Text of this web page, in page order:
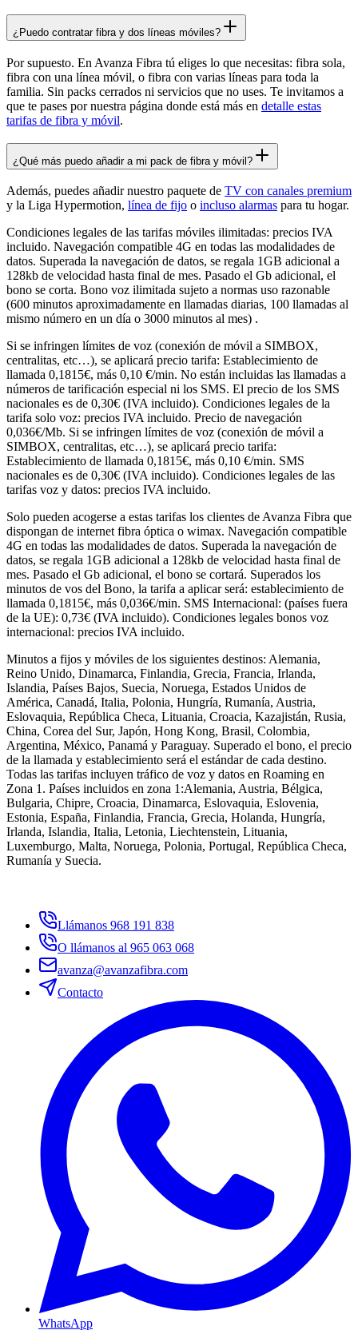
¿Puedo contratar fibra y dos líneas móviles?
Por supuesto. En Avanza Fibra tú eliges lo que necesitas: fibra sola,
fibra con una línea móvil, o fibra con varias líneas para toda la
familia. Sin packs cerrados ni servicios que no uses. Te invitamos a
que te pases por nuestra página donde está más en detalle estas
tarifas de fibra y móvil.
¿Qué más puedo añadir a mi pack de fibra y móvil?
Además, puedes añadir nuestro paquete de TV con canales premium
y la Liga Hypermotion, línea de fijo o incluso alarmas para tu hogar.
Condiciones legales de las tarifas móviles ilimitadas: precios IVA
incluido. Navegación compatible 4G en todas las modalidades de
datos. Superada la navegación de datos, se regala 1GB adicional a
128kb de velocidad hasta final de mes. Pasado el Gb adicional, el
bono se corta. Bono voz ilimitada sujeto a normas uso razonable
(600 minutos aproximadamente en llamadas diarias, 100 llamadas al
mismo número en un día o 3000 minutos al mes) .
Si se infringen límites de voz (conexión de móvil a SIMBOX,
centralitas, etc…), se aplicará precio tarifa: Establecimiento de
llamada 0,1815€, más 0,10 €/min. No están incluidas las llamadas a
números de tarificación especial ni los SMS. El precio de los SMS
nacionales es de 0,30€ (IVA incluido). Condiciones legales de la
tarifa solo voz: precios IVA incluido. Precio de navegación
0,036€/Mb. Si se infringen límites de voz (conexión de móvil a
SIMBOX, centralitas, etc…), se aplicará precio tarifa:
Establecimiento de llamada 0,1815€, más 0,10 €/min. SMS
nacionales es de 0,30€ (IVA incluido). Condiciones legales de las
tarifas voz y datos: precios IVA incluido.
Solo pueden acogerse a estas tarifas los clientes de Avanza Fibra que
dispongan de internet fibra óptica o wimax. Navegación compatible
4G en todas las modalidades de datos. Superada la navegación de
datos, se regala 1GB adicional a 128kb de velocidad hasta final de
mes. Pasado el Gb adicional, el bono se cortará. Superados los
minutos de vos del Bono, la tarifa a aplicar será: establecimiento de
llamada 0,1815€, más 0,036€/min. SMS Internacional: (países fuera
de la UE): 0,73€ (IVA incluido). Condiciones legales bonos voz
internacional: precios IVA incluido.
Minutos a fijos y móviles de los siguientes destinos: Alemania,
Reino Unido, Dinamarca, Finlandia, Grecia, Francia, Irlanda,
Islandia, Países Bajos, Suecia, Noruega, Estados Unidos de
América, Canadá, Italia, Polonia, Hungría, Rumanía, Austria,
Eslovaquia, República Checa, Lituania, Croacia, Kazajistán, Rusia,
China, Corea del Sur, Japón, Hong Kong, Brasil, Colombia,
Argentina, México, Panamá y Paraguay. Superado el bono, el precio
de la llamada y establecimiento será el estándar de cada destino.
Todas las tarifas incluyen tráfico de voz y datos en Roaming en
Zona 1. Países incluidos en zona 1:Alemania, Austria, Bélgica,
Bulgaria, Chipre, Croacia, Dinamarca, Eslovaquia, Eslovenia,
Estonia, España, Finlandia, Francia, Grecia, Holanda, Hungría,
Irlanda, Islandia, Italia, Letonia, Liechtenstein, Lituania,
Luxemburgo, Malta, Noruega, Polonia, Portugal, República Checa,
Rumanía y Suecia.
Llámanos 968 191 838
O llámanos al 965 063 068
avanza@avanzafibra.com
Contacto
WhatsApp